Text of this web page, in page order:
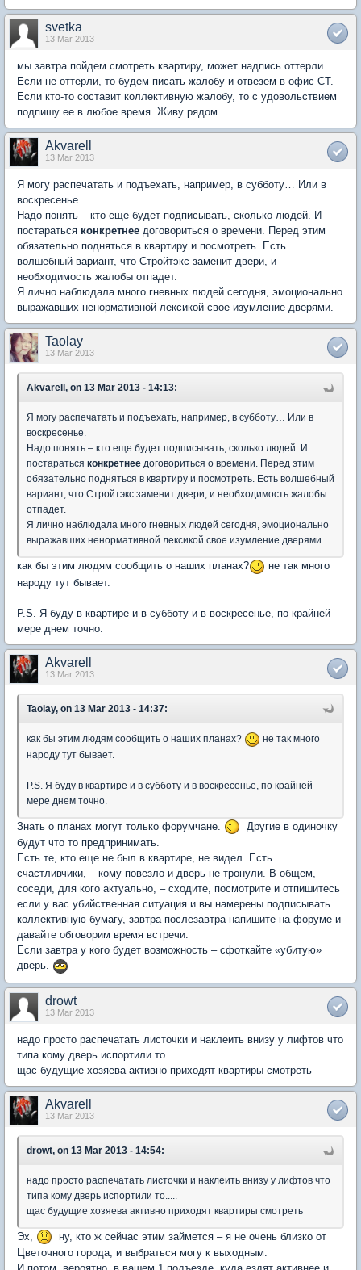
svetka
13 Mar 2013
мы завтра пойдем смотреть квартиру, может надпись оттерли.
Если не оттерли, то будем писать жалобу и отвезем в офис СТ.
Если кто-то составит коллективную жалобу, то с удовольствием
подпишу ее в любое время. Живу рядом.
Akvarell
13 Mar 2013
Я могу распечатать и подъехать, например, в субботу… Или в
воскресенье.
Надо понять – кто еще будет подписывать, сколько людей. И
постараться конкретнее договориться о времени. Перед этим
обязательно подняться в квартиру и посмотреть. Есть
волшебный вариант, что Стройтэкс заменит двери, и
необходимость жалобы отпадет.
Я лично наблюдала много гневных людей сегодня, эмоционально
выражавших ненормативной лексикой свое изумление дверями.
Taolay
13 Mar 2013
Akvarell, on 13 Mar 2013 - 14:13:
Я могу распечатать и подъехать, например, в субботу… Или в
воскресенье.
Надо понять – кто еще будет подписывать, сколько людей. И
постараться конкретнее договориться о времени. Перед этим
обязательно подняться в квартиру и посмотреть. Есть волшебный
вариант, что Стройтэкс заменит двери, и необходимость жалобы
отпадет.
Я лично наблюдала много гневных людей сегодня, эмоционально
выражавших ненормативной лексикой свое изумление дверями.
как бы этим людям сообщить о наших планах?
не так много
народу тут бывает.
P.S. Я буду в квартире и в субботу и в воскресенье, по крайней
мере днем точно.
Akvarell
13 Mar 2013
Taolay, on 13 Mar 2013 - 14:37:
как бы этим людям сообщить о наших планах?
не так много
народу тут бывает.
P.S. Я буду в квартире и в субботу и в воскресенье, по крайней
мере днем точно.
Знать о планах могут только форумчане.
Другие в одиночку
будут что то предпринимать.
Есть те, кто еще не был в квартире, не видел. Есть
счастливчики, – кому повезло и дверь не тронули. В общем,
соседи, для кого актуально, – сходите, посмотрите и отпишитесь
если у вас убийственная ситуация и вы намерены подписывать
коллективную бумагу, завтра-послезавтра напишите на форуме и
давайте обговорим время встречи.
Если завтра у кого будет возможность – сфоткайте «убитую»
дверь.
drowt
13 Mar 2013
надо просто распечатать листочки и наклеить внизу у лифтов что
типа кому дверь испортили то.....
щас будущие хозяева активно приходят квартиры смотреть
Akvarell
13 Mar 2013
drowt, on 13 Mar 2013 - 14:54:
надо просто распечатать листочки и наклеить внизу у лифтов что
типа кому дверь испортили то.....
щас будущие хозяева активно приходят квартиры смотреть
Эх,
ну, кто ж сейчас этим займется – я не очень близко от
Цветочного города, и выбраться могу к выходным.